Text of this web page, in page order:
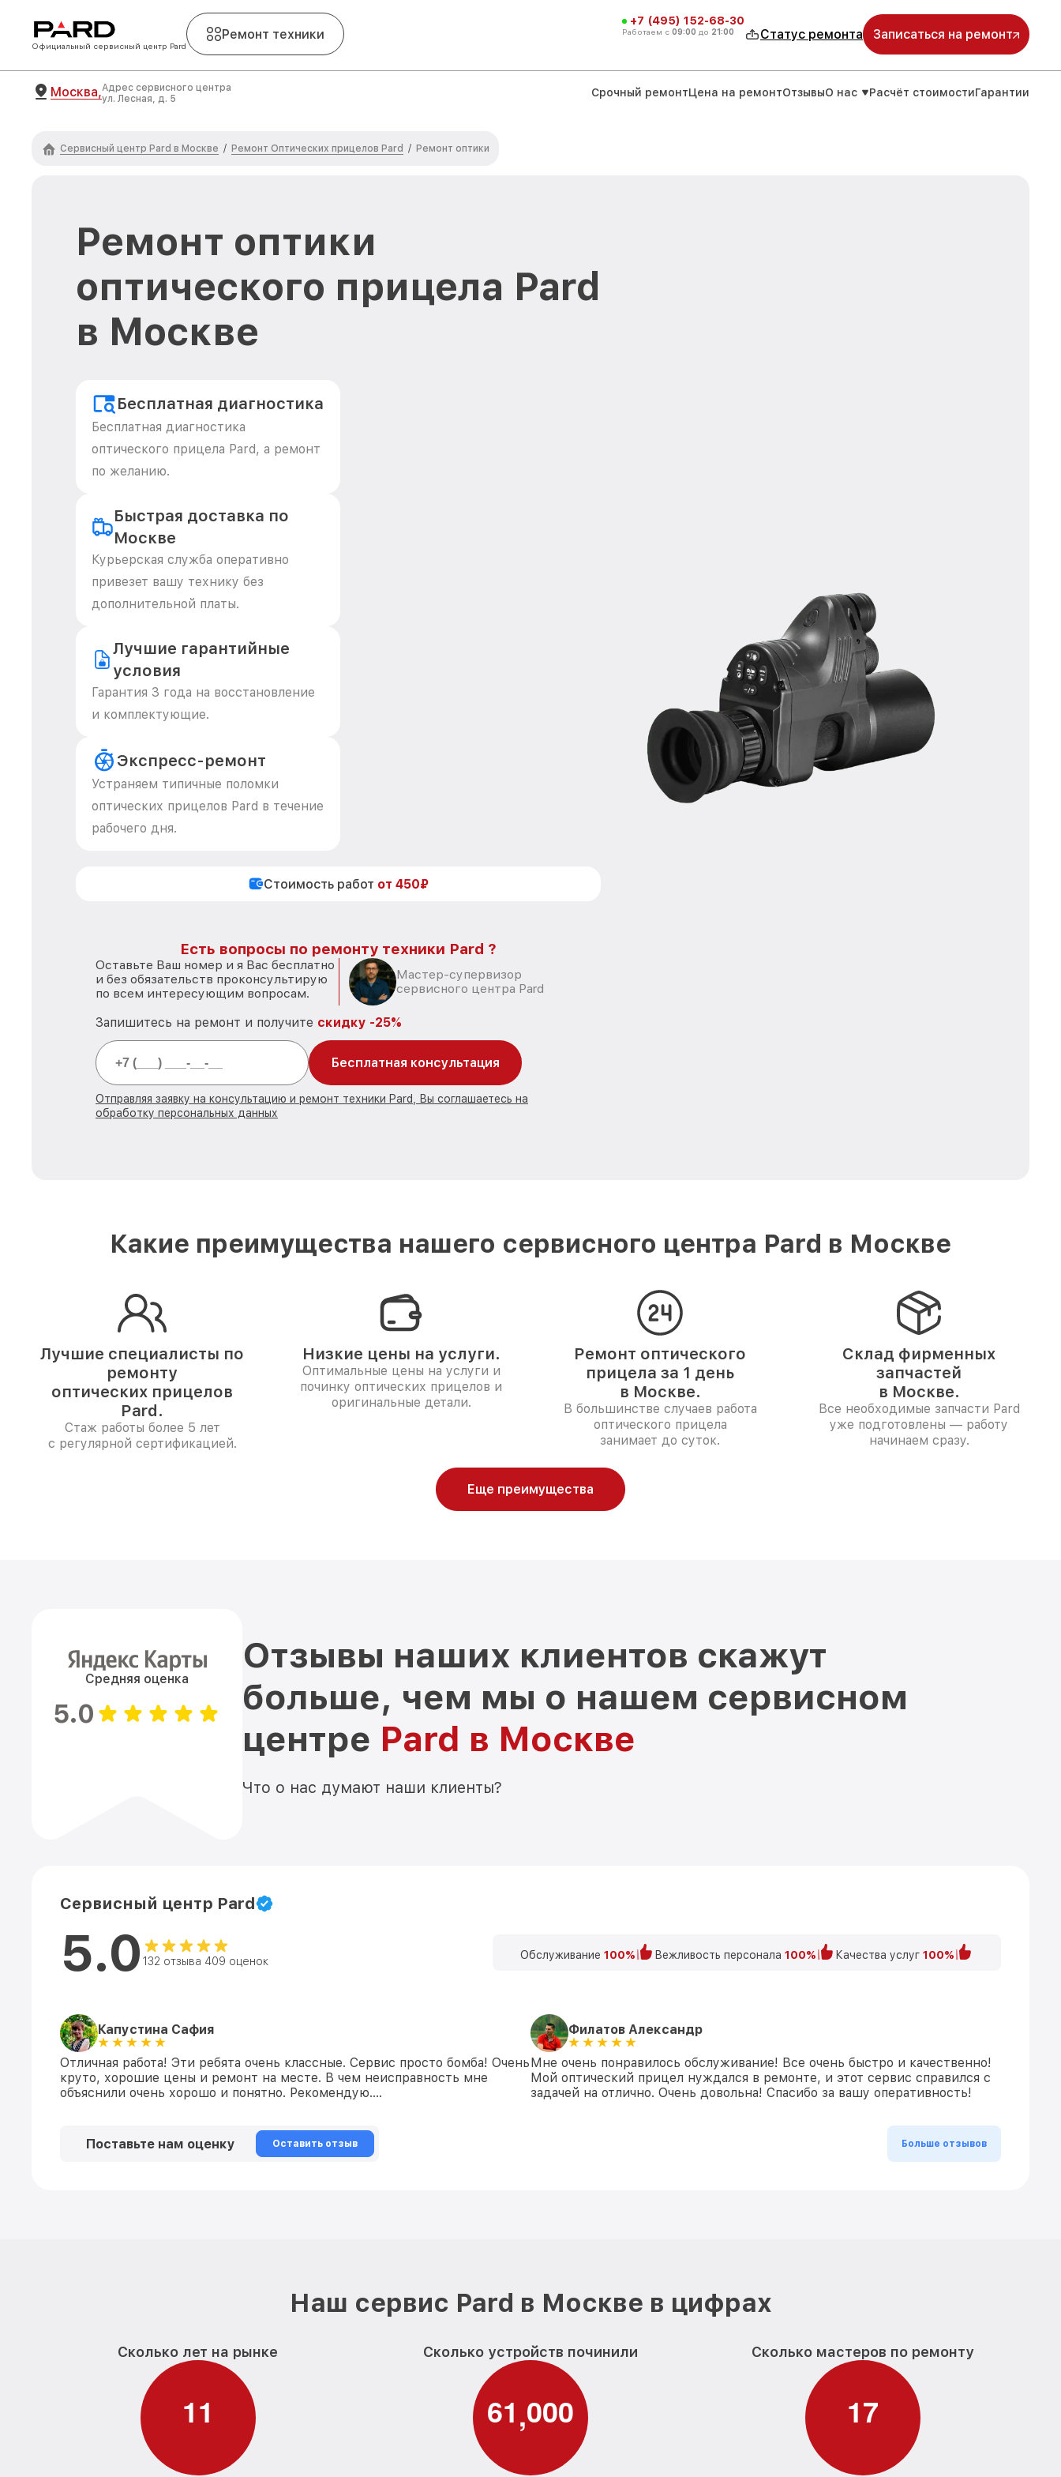
Официальный сервисный центр Pard
Ремонт техники
+7 (495) 152-68-30
Работаем с 09:00 до 21:00 Статус ремонта Записаться на ремонт
Москва,Адрес сервисного центра
ул. Лесная, д. 5
Срочный ремонтЦена на ремонтОтзывыО нас Расчёт стоимостиГарантии
Сервисный центр Pard в Москве / Ремонт Оптических прицелов Pard / Ремонт оптики
Ремонт оптики
оптического прицела Pard
в Москве
Бесплатная диагностика
Бесплатная диагностика
оптического прицела Pard, а ремонт
по желанию.
Быстрая доставка по
Москве
Курьерская служба оперативно
привезет вашу технику без
дополнительной платы.
Лучшие гарантийные
условия
Гарантия 3 года на восстановление
и комплектующие.
Экспресс-ремонт
Устраняем типичные поломки
оптических прицелов Pard в течение
рабочего дня.
Стоимость работ от 450₽
Есть вопросы по ремонту техники Pard ?
Оставьте Ваш номер и я Вас бесплатно
и без обязательств проконсультирую
по всем интересующим вопросам.
Мастер-супервизор
сервисного центра Pard
Запишитесь на ремонт и получите скидку -25%
Бесплатная консультация
Отправляя заявку на консультацию и ремонт техники Pard, Вы соглашаетесь на
обработку персональных данных
Какие преимущества нашего сервисного центра Pard в Москве
Лучшие специалисты по
ремонту
оптических прицелов
Pard.
Стаж работы более 5 лет
с регулярной сертификацией.
Низкие цены на услуги.
Оптимальные цены на услуги и
починку оптических прицелов и
оригинальные детали.
Ремонт оптического
прицела за 1 день
в Москве.
В большинстве случаев работа
оптического прицела
занимает до суток.
Склад фирменных
запчастей
в Москве.
Все необходимые запчасти Pard
уже подготовлены — работу
начинаем сразу.
Еще преимущества
Средняя оценка
5.0
Отзывы наших клиентов скажут
больше, чем мы о нашем сервисном
центре Pard в Москве
Что о нас думают наши клиенты?
Сервисный центр Pard
5.0 132 отзыва 409 оценок Обслуживание 100% Вежливость персонала 100% Качества услуг 100%
Капустина Сафия
Отличная работа! Эти ребята очень классные. Сервис просто бомба! Очень
круто, хорошие цены и ремонт на месте. В чем неисправность мне
объяснили очень хорошо и понятно. Рекомендую….
Филатов Александр
Мне очень понравилось обслуживание! Все очень быстро и качественно!
Мой оптический прицел нуждался в ремонте, и этот сервис справился с
задачей на отлично. Очень довольна! Спасибо за вашу оперативность!
Поставьте нам оценку Оставить отзыв Больше отзывов
Наш сервис Pard в Москве в цифрах
Сколько лет на рынке
11
Сколько устройств починили
61,000
Сколько мастеров по ремонту
17